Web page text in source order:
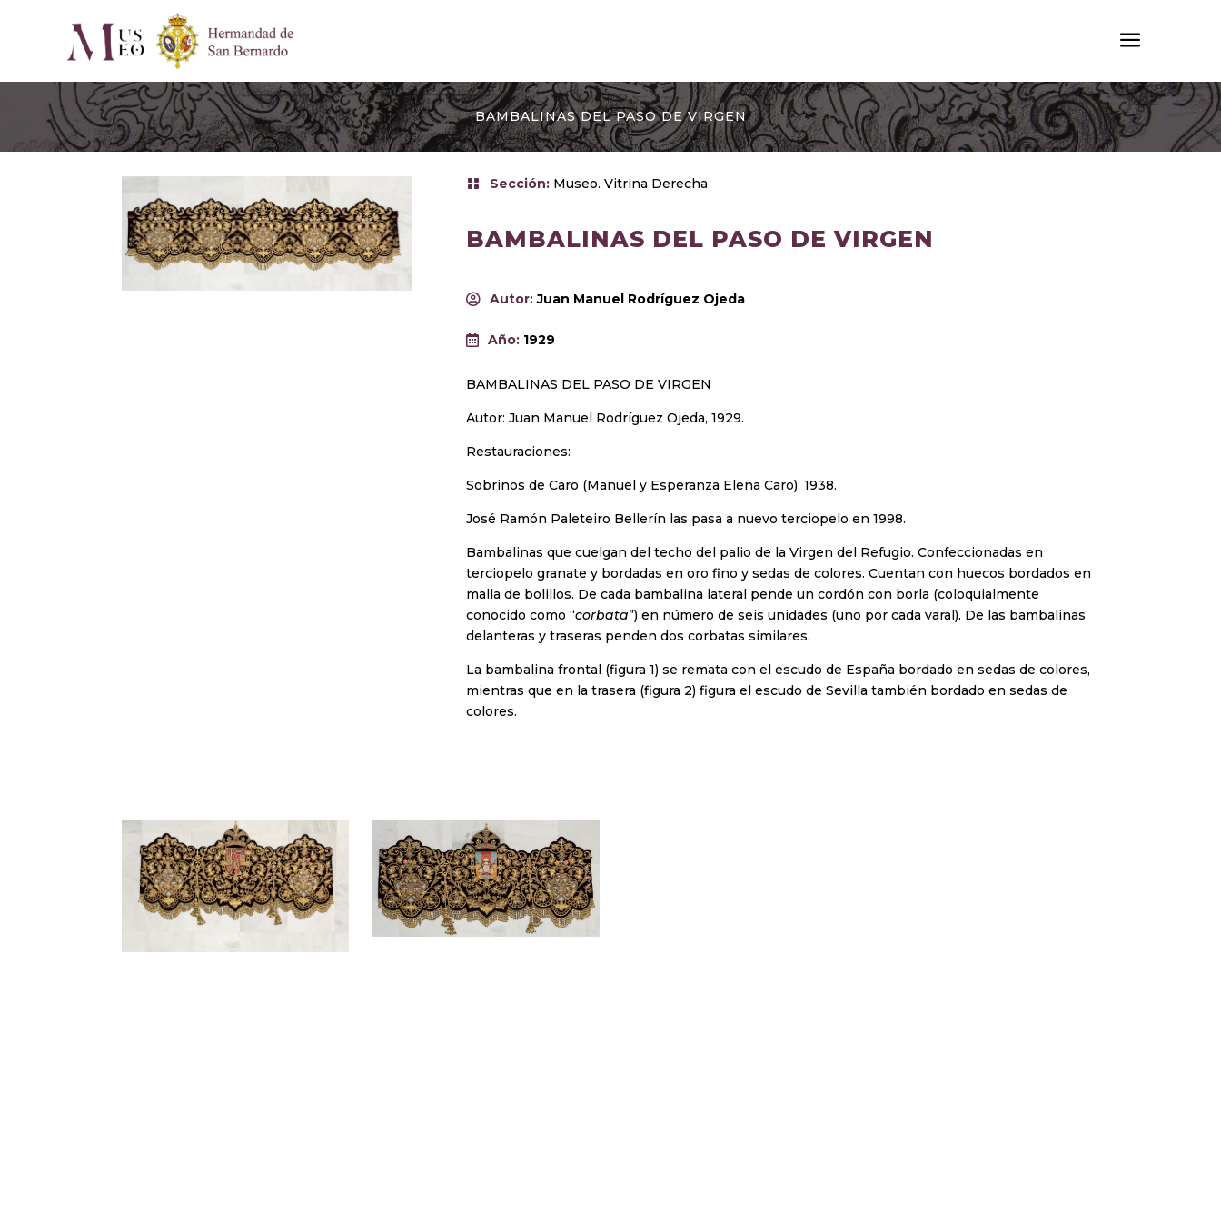
a
BAMBALINAS DEL PASO DE VIRGEN
Sección: Museo. Vitrina Derecha
BAMBALINAS DEL PASO DE VIRGEN
Autor:Juan Manuel Rodríguez Ojeda
Año: 1929
BAMBALINAS DEL PASO DE VIRGEN
Autor: Juan Manuel Rodríguez Ojeda, 1929.
Restauraciones:
Sobrinos de Caro (Manuel y Esperanza Elena Caro), 1938.
José Ramón Paleteiro Bellerín las pasa a nuevo terciopelo en 1998.
Bambalinas que cuelgan del techo del palio de la Virgen del Refugio. Confeccionadas en
terciopelo granate y bordadas en oro fino y sedas de colores. Cuentan con huecos bordados en
malla de bolillos. De cada bambalina lateral pende un cordón con borla (coloquialmente
conocido como “corbata”) en número de seis unidades (uno por cada varal). De las bambalinas
delanteras y traseras penden dos corbatas similares.
La bambalina frontal (figura 1) se remata con el escudo de España bordado en sedas de colores,
mientras que en la trasera (figura 2) figura el escudo de Sevilla también bordado en sedas de
colores.